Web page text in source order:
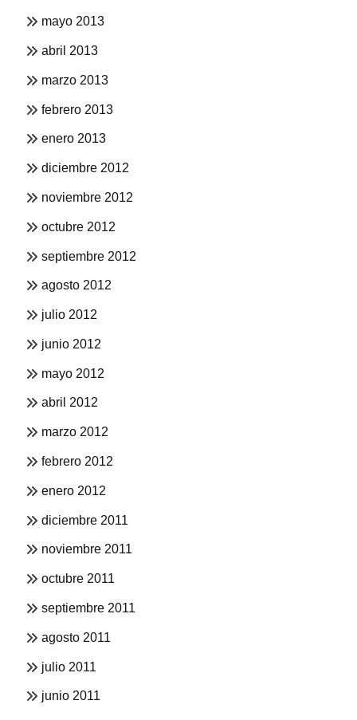
mayo 2013
abril 2013
marzo 2013
febrero 2013
enero 2013
diciembre 2012
noviembre 2012
octubre 2012
septiembre 2012
agosto 2012
julio 2012
junio 2012
mayo 2012
abril 2012
marzo 2012
febrero 2012
enero 2012
diciembre 2011
noviembre 2011
octubre 2011
septiembre 2011
agosto 2011
julio 2011
junio 2011